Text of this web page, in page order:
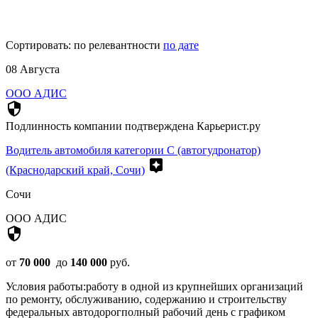
Сортировать: по релевантности по дате
08 Августа
ООО АДИС
security
Подлинность компании подтверждена Карьерист.ру
Водитель автомобиля категории С (автогудронатор)
(Краснодарский край, Сочи) assistant
Сочи
ООО АДИС
security
от 70 000 до 140 000 руб.
Условия работы:работу в одной из крупнейших организаций
по ремонту, обслуживанию, содержанию и строительству
федеральных автодорогполный рабочий день с графиком